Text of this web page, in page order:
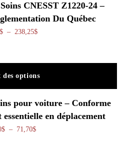
CNESST Z1220-24 –
Du Québec
$ – 238,25$Plage de prix : 28,80$ à
des options
pour voiture – Conforme
en déplacement
$ – 71,70$Plage de prix : 28,80$ à